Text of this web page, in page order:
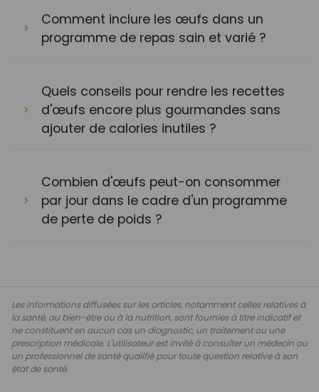
Comment inclure les œufs dans un
programme de repas sain et varié ?
Quels conseils pour rendre les recettes
d'œufs encore plus gourmandes sans
ajouter de calories inutiles ?
Combien d'œufs peut-on consommer
par jour dans le cadre d'un programme
de perte de poids ?
Les informations diffusées sur les articles, notamment celles relatives à
la santé, au bien-être ou à la nutrition, sont fournies à titre indicatif et
ne constituent en aucun cas un diagnostic, un traitement ou une
prescription médicale. L'utilisateur est invité à consulter un médecin ou
un professionnel de santé qualifié pour toute question relative à son
état de santé.